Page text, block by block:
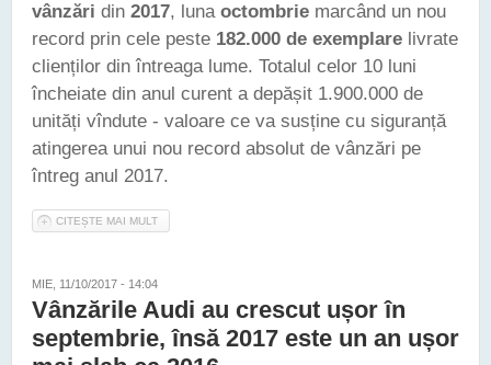
vânzări din 2017, luna octombrie marcând un nou
record prin cele peste 182.000 de exemplare livrate
clienților din întreaga lume. Totalul celor 10 luni
încheiate din anul curent a depășit 1.900.000 de
unități vîndute - valoare ce va susține cu siguranță
atingerea unui nou record absolut de vânzări pe
întreg anul 2017.
CITEȘTE MAI MULT
MIE, 11/10/2017 - 14:04
Vânzările Audi au crescut ușor în
septembrie, însă 2017 este un an ușor